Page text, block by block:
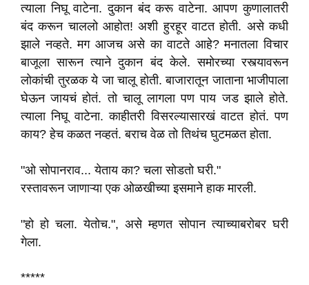
त्याला निघू वाटेना. दुकान बंद करू वाटेना. आपण कुणालातरी
बंद करून चाललो आहोत! अशी हुरहूर वाटत होती. असे कधी
झाले नव्हते. मग आजच असे का वाटते आहे? मनातला विचार
बाजूला सारून त्याने दुकान बंद केले. समोरच्या रस्त्यावरून
लोकांची तुरळक ये जा चालू होती. बाजारातून जाताना भाजीपाला
घेऊन जायचं होतं. तो चालू लागला पण पाय जड झाले होते.
त्याला निघू वाटेना. काहीतरी विसरल्यासारखं वाटत होतं. पण
काय? हेच कळत नव्हतं. बराच वेळ तो तिथंच घुटमळत होता.
"ओ सोपानराव... येताय का? चला सोडतो घरी."
रस्तावरून जाणाऱ्या एक ओळखीच्या इसमाने हाक मारली.
"हो हो चला. येतोच.", असे म्हणत सोपान त्याच्याबरोबर घरी
गेला.
*****